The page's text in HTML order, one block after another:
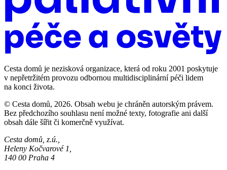
Cesta domů je nezisková organizace, která od roku 2001 poskytuje
v nepřetržitém provozu odbornou multidisciplinární péči lidem
na konci života.
© Cesta domů, 2026. Obsah webu je chráněn autorským právem.
Bez předchozího souhlasu není možné texty, fotografie ani další
obsah dále šířit či komerčně využívat.
Cesta domů, z.ú.,
Heleny Kočvarové 1,
140 00 Praha 4